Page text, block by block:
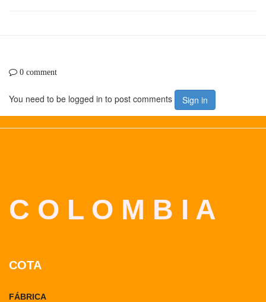
0 comment
You need to be logged in to post comments Sign in
C O L O M B I A
COTA
FÁBRICA